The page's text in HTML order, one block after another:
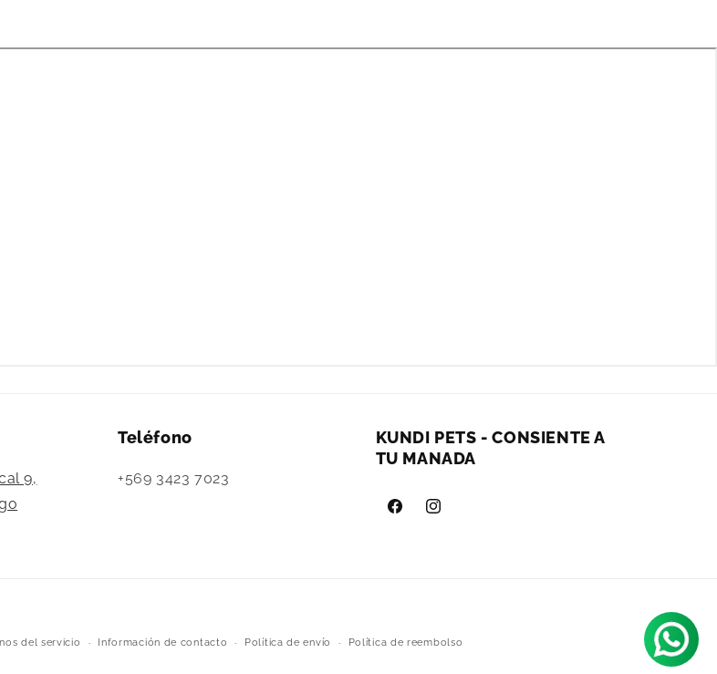
9,
Teléfono
+569 3423 7023
KUNDI PETS - CONSIENTE A
TU MANADA
FacebookInstagram
del servicio Información de contacto Política de envío Política de reembolso